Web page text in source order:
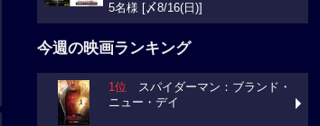
5名様 [〆8/16(日)]
今週の映画ランキング
1位 スパイダーマン：ブランド・
ニュー・デイ